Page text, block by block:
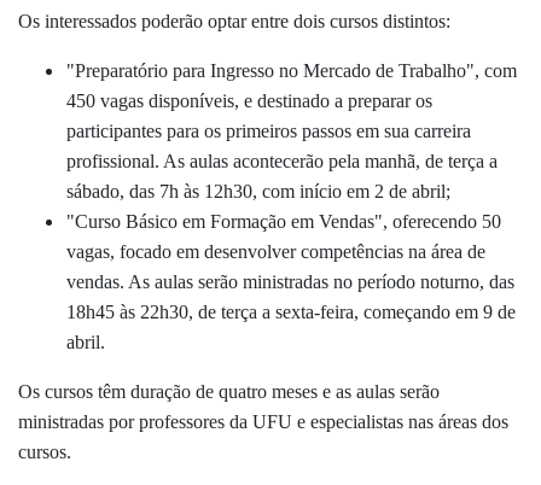
Os interessados poderão optar entre dois cursos distintos:
"Preparatório para Ingresso no Mercado de Trabalho", com
450 vagas disponíveis, e destinado a preparar os
participantes para os primeiros passos em sua carreira
profissional. As aulas acontecerão pela manhã, de terça a
sábado, das 7h às 12h30, com início em 2 de abril;
"Curso Básico em Formação em Vendas", oferecendo 50
vagas, focado em desenvolver competências na área de
vendas. As aulas serão ministradas no período noturno, das
18h45 às 22h30, de terça a sexta-feira, começando em 9 de
abril.
Os cursos têm duração de quatro meses e as aulas serão
ministradas por professores da UFU e especialistas nas áreas dos
cursos.